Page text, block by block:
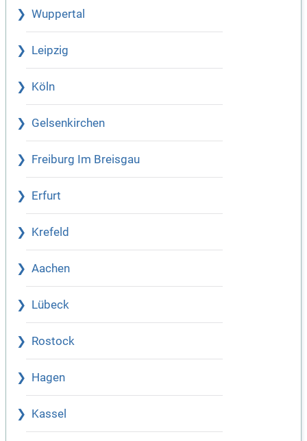
Wuppertal
Leipzig
Köln
Gelsenkirchen
Freiburg Im Breisgau
Erfurt
Krefeld
Aachen
Lübeck
Rostock
Hagen
Kassel